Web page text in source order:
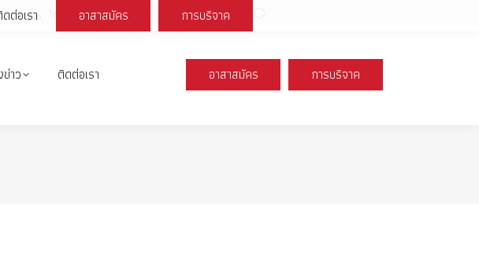
Facebook
in
X
Instagram
YouTube
opens
าว ติดต่อเรา อาสาสมัคร การบริจาค
ต่อเรา อาสาสมัคร การบริจาค